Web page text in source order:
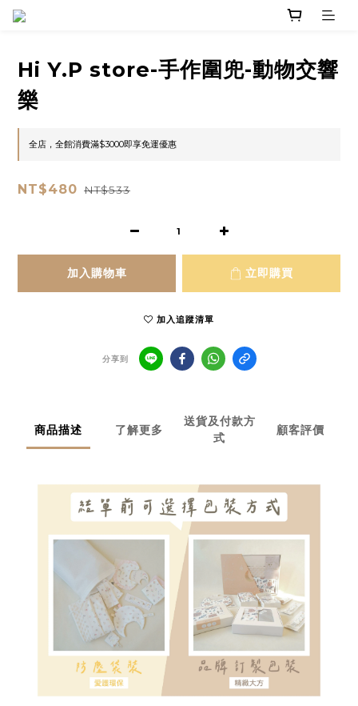
Hi Y.P store-手作圍兜-動物交響
樂
全店，全館消費滿$3000即享免運優惠
NT$480 NT$533
加入購物車 立即購買
加入追蹤清單
分享到
商品描述 了解更多
送貨及付款方
式
顧客評價